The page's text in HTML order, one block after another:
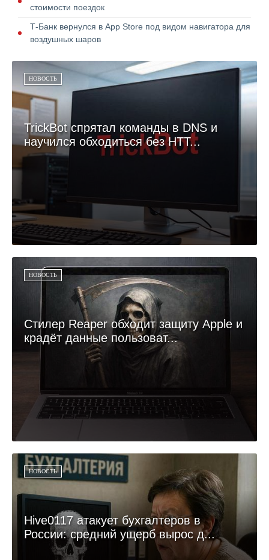
стоимости поездок
Т-Банк вернулся в App Store под видом навигатора для
воздушных шаров
НОВОСТЬ
TrickBot спрятал команды в DNS и
научился обходиться без HTT...
НОВОСТЬ
Стилер Reaper обходит защиту Apple и
крадёт данные пользоват...
НОВОСТЬ
Hive0117 атакует бухгалтеров в
России: средний ущерб вырос д...